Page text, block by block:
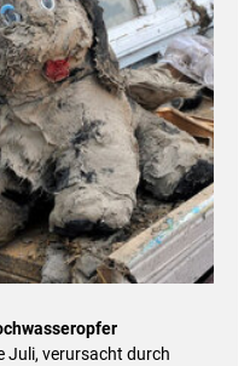
Juli, verursacht durch